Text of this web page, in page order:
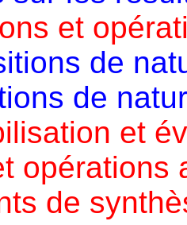
et
de
de
et
opérations
de